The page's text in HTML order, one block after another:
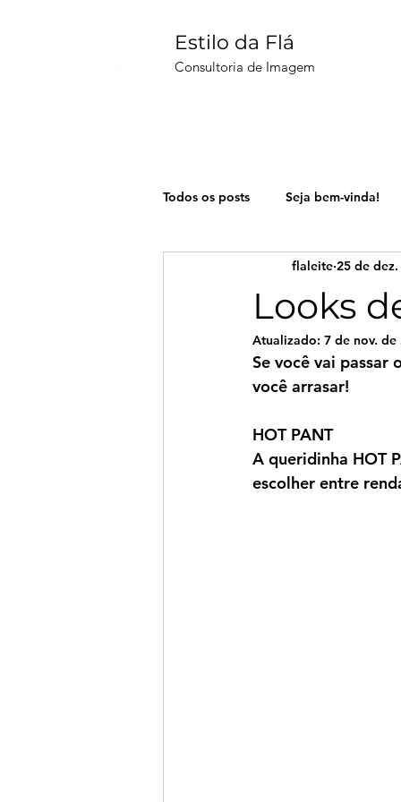
Estilo da Flá
Consultoria de Imagem
Todos os posts Seja bem-vinda!
Tendências nova
Looks
flaleite 25 de
Atualizado: 7 de nov. de
Se você vai passar
você arrasar!
HOT PANT
A queridinha HOT
escolher entre